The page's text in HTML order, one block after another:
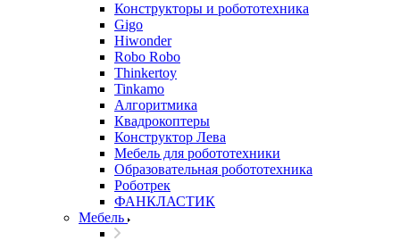
Конструкторы и робототехника
Gigo
Hiwonder
Robo Robo
Thinkertoy
Tinkamo
Алгоритмика
Квадрокоптеры
Конструктор Лева
Мебель для робототехники
Образовательная робототехника
Роботрек
ФАНКЛАСТИК
Мебель